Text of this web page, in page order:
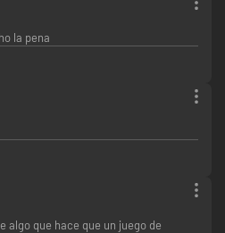
la pena
algo que hace que un juego de